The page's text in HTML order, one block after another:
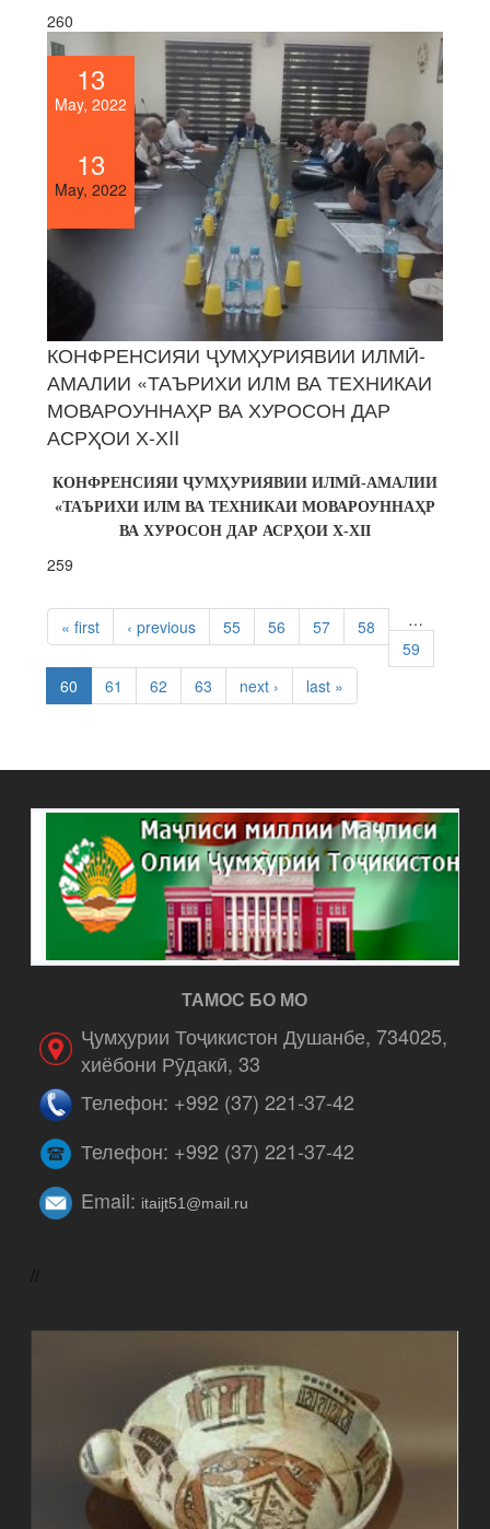
260
13
May, 2022
13
May, 2022
КОНФРЕНСИЯИ ҶУМҲУРИЯВИИ ИЛМӢ-
АМАЛИИ «ТАЪРИХИ ИЛМ ВА ТЕХНИКАИ
МОВАРОУННАҲР ВА ХУРОСОН ДАР
АСРҲОИ Х-ХII
КОНФРЕНСИЯИ ҶУМҲУРИЯВИИ ИЛМӢ-АМАЛИИ
«ТАЪРИХИ ИЛМ ВА ТЕХНИКАИ МОВАРОУННАҲР
ВА ХУРОСОН ДАР АСРҲОИ Х-ХII
259
PAGES
« first ‹ previous …
55 56 57
58
59
60
61 62 63 next › last »
ТАМОС БО МО
Ҷумҳурии Тоҷикистон Душанбе, 734025,
хиёбони Рӯдакӣ, 33
Телефон: +992 (37) 221-37-42
Телефон: +992 (37) 221-37-42
Email: itaijt51@mail.ru
//